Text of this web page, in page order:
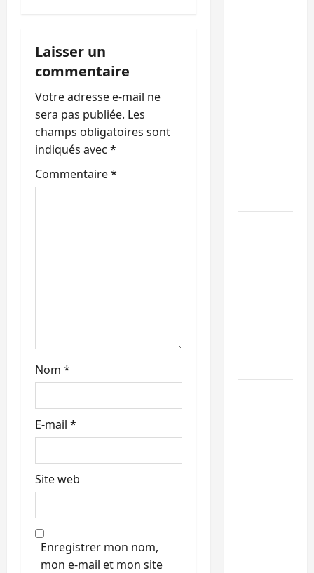
n
d
’
a
r
t
Laisser un
commentaire
Votre adresse e-mail ne
sera pas publiée. Les
champs obligatoires sont
indiqués avec *
Commentaire*
Nom *
E-mail *
Site web
Enregistrer mon nom,
mon e-mail et mon site